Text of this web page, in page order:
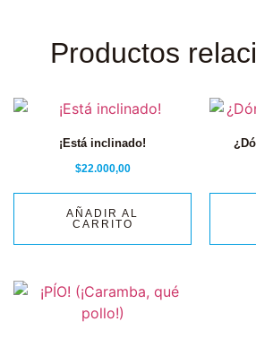
Productos
¡Está inclinado!
$22.000,00
AÑADIR AL
CARRITO